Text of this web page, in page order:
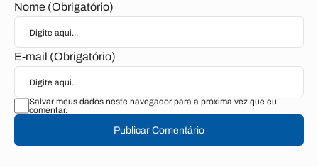
Nome (Obrigatório)
E-mail (Obrigatório)
Salvar meus dados neste navegador para a próxima vez que eu
comentar.
Publicar Comentário